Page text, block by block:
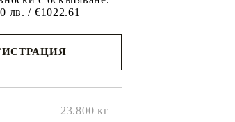
лв. / €1022.61
23.800 кг